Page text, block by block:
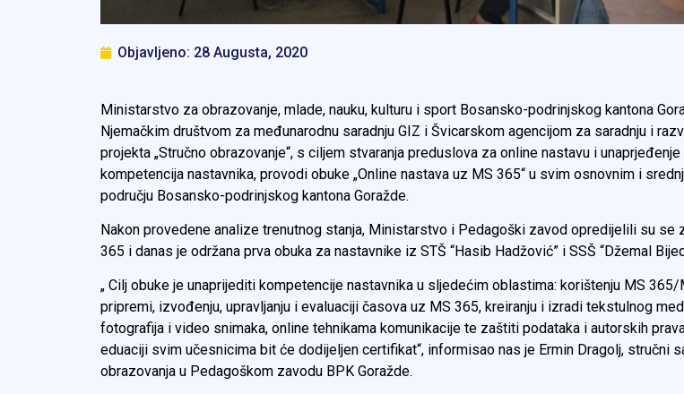
Objavljeno: 28 Augusta, 2020
Ministarstvo za obrazovanje, mlade, nauku, kulturu i sport Bosansko-podrinjskog kantona
Njemačkim društvom za međunarodnu saradnju GIZ i Švicarskom agencijom za saradnju i
projekta „Stručno obrazovanje“, s ciljem stvaranja preduslova za online nastavu i
kompetencija nastavnika, provodi obuke „Online nastava uz MS 365“ u svim osnovnim i
području Bosansko-podrinjskog kantona Goražde.
Nakon provedene analize trenutnog stanja, Ministarstvo i Pedagoški zavod opredijelili su se
365 i danas je održana prva obuka za nastavnike iz STŠ “Hasib Hadžović” i SSŠ “Džemal
„ Cilj obuke je unaprijediti kompetencije nastavnika u sljedećim oblastima: korištenju MS 365/
pripremi, izvođenju, upravljanju i evaluaciji časova uz MS 365, kreiranju i izradi tekstulnog
fotografija i video snimaka, online tehnikama komunikacije te zaštiti podataka i autorskih
eduaciji svim učesnicima bit će dodijeljen certifikat“, informisao nas je Ermin Dragolj, stručni
obrazovanja u Pedagoškom zavodu BPK Goražde.